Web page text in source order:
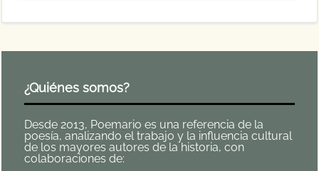
¿Quiénes somos?
Desde 2013, Poemario es una referencia de la
poesía, analizando el trabajo y la influencia cultural
de los mayores autores de la historia, con
colaboraciones de: